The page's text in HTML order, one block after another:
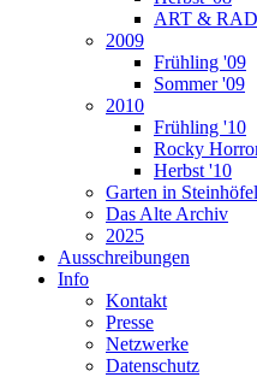
ART &
2009
Frühling '09
Sommer '09
2010
Frühling '10
Rocky
Herbst '10
Garten in
Das Alte Archiv
2025
Ausschreibungen
Info
Kontakt
Presse
Netzwerke
Datenschutz